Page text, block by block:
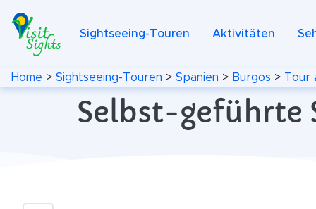
Sightseeing-Touren Aktivitäten
Home > Sightseeing-Touren > Spanien > Burgos > Tour
Selbst-geführte